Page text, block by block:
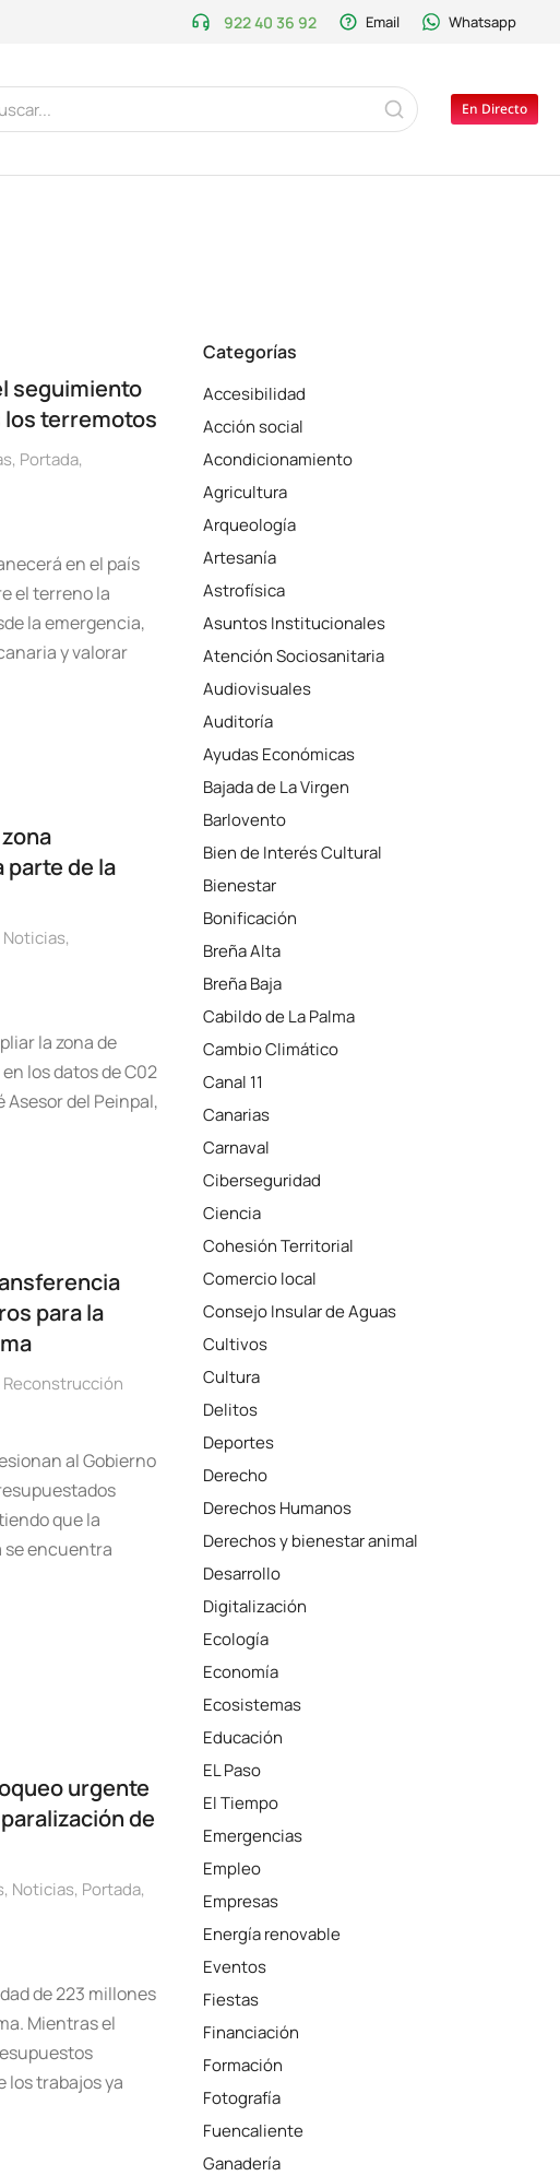
922 40 36 92 Email Whatsapp
En Directo
seguimiento
los terremotos
, Portada,
en el país
el terreno la
la emergencia,
y valorar
parte de la
Noticias,
la zona de
los datos de C02
Asesor del Peinpal,
para la
Reconstrucción
al Gobierno
que la
se encuentra
urgente
de
, Noticias, Portada,
de 223 millones
Mientras el
los trabajos ya
Categorías
Accesibilidad
Acción social
Acondicionamiento
Agricultura
Arqueología
Artesanía
Astrofísica
Asuntos Institucionales
Atención Sociosanitaria
Audiovisuales
Auditoría
Ayudas Económicas
Bajada de La Virgen
Barlovento
Bien de Interés Cultural
Bienestar
Bonificación
Breña Alta
Breña Baja
Cabildo de La Palma
Cambio Climático
Canal 11
Canarias
Carnaval
Ciberseguridad
Ciencia
Cohesión Territorial
Comercio local
Consejo Insular de Aguas
Cultivos
Cultura
Delitos
Deportes
Derecho
Derechos Humanos
Derechos y bienestar animal
Desarrollo
Digitalización
Ecología
Economía
Ecosistemas
Educación
EL Paso
El Tiempo
Emergencias
Empleo
Empresas
Energía renovable
Eventos
Fiestas
Financiación
Formación
Fotografía
Fuencaliente
Ganadería